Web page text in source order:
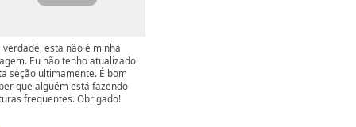
verdade, esta não é minha
Eu não tenho atualizado
seção ultimamente. É bom
que alguém está fazendo
frequentes. Obrigado!